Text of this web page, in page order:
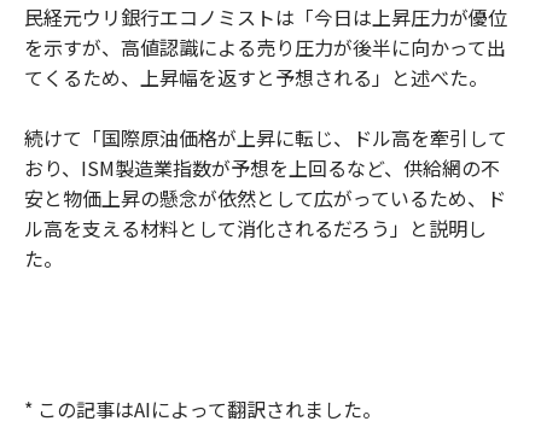
民経元ウリ銀行エコノミストは「今日は上昇圧力が優位
を示すが、高値認識による売り圧力が後半に向かって出
てくるため、上昇幅を返すと予想される」と述べた。
続けて「国際原油価格が上昇に転じ、ドル高を牽引して
おり、ISM製造業指数が予想を上回るなど、供給網の不
安と物価上昇の懸念が依然として広がっているため、ド
ル高を支える材料として消化されるだろう」と説明し
た。
* この記事はAIによって翻訳されました。